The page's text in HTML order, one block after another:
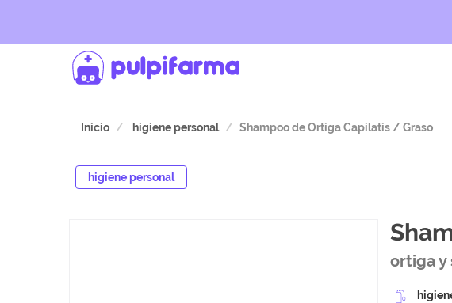
Inicio higiene personal Shampoo de Ortiga Capilatis / Graso
higiene personal
ortiga y